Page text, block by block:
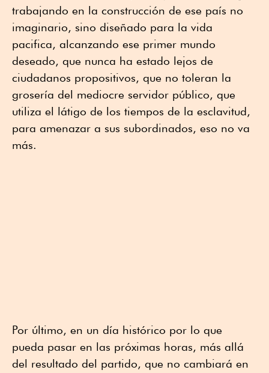
trabajando en la construcción de ese país no
imaginario, sino diseñado para la vida
pacifica, alcanzando ese primer mundo
deseado, que nunca ha estado lejos de
ciudadanos propositivos, que no toleran la
grosería del mediocre servidor público, que
utiliza el látigo de los tiempos de la esclavitud,
para amenazar a sus subordinados, eso no va
más.
Por último, en un día histórico por lo que
pueda pasar en las próximas horas, más allá
del resultado del partido, que no cambiará en